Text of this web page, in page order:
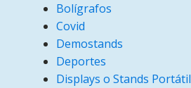
Bolígrafos
Covid
Demostands
Deportes
Displays o Stands